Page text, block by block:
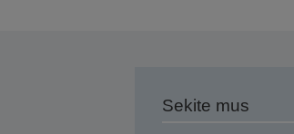
Sekite mus